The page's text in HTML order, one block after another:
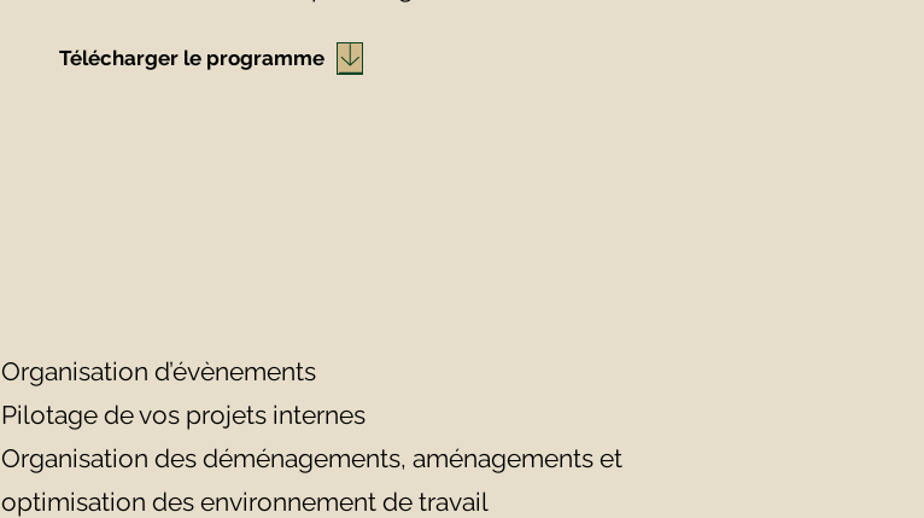
Télécharger le programme
Organisation d’évènements
Pilotage de vos projets internes
Organisation des déménagements, aménagements et
optimisation des environnement de travail